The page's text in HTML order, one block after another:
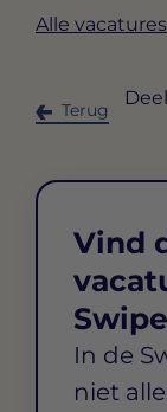
Alle vacatures
Terug
Vind
In de
niet